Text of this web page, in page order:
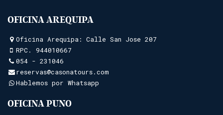
OFICINA AREQUIPA
Oficina Arequipa: Calle San Jose 207
RPC. 944010667
054 - 231046
reservas@casonatours.com
Hablemos por Whatsapp
OFICINA PUNO